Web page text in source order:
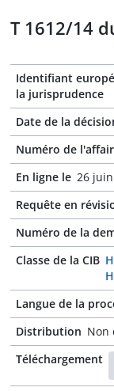
T 1612/14
Identifiant
la jurisprudence
Date de la
Numéro de
En ligne le 26
Requête en
Numéro de la
Classe de la CIB
Langue de la
Distribution Non
Téléchargement